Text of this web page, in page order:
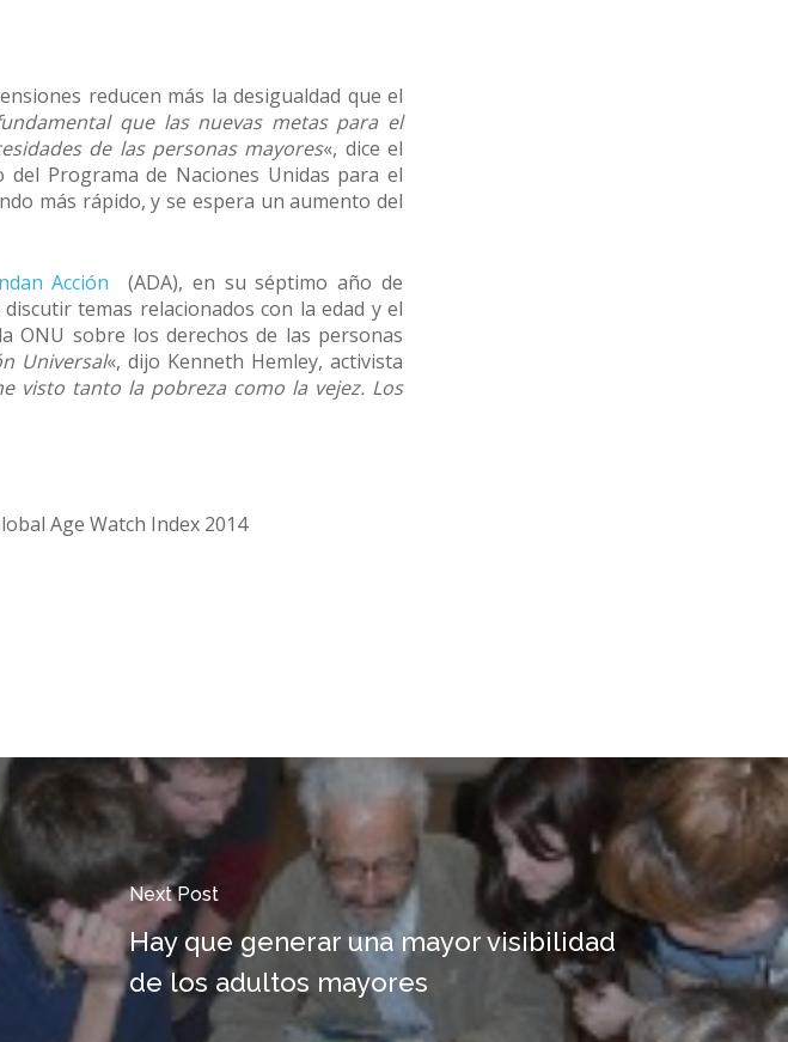
reducen más la desigualdad que el
que las nuevas metas para el
de las personas mayores«, dice el
Programa de Naciones Unidas para el
más rápido, y se espera un aumento del
Acción
(ADA), en su séptimo año de
temas relacionados con la edad y el
ONU sobre los derechos de las personas
Universal«, dijo Kenneth Hemley, activista
visto tanto la pobreza como la vejez. Los
Age Watch Index 2014
Next Post
Hay que generar una mayor visibilidad
de los adultos mayores